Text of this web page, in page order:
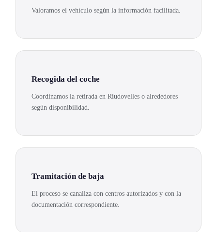
Valoramos el vehículo según la información facilitada.
Recogida del coche
Coordinamos la retirada en Riudovelles o alrededores
según disponibilidad.
Tramitación de baja
El proceso se canaliza con centros autorizados y con la
documentación correspondiente.